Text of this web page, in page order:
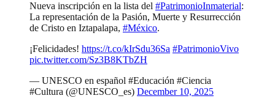
Nueva inscripción en la lista del #PatrimonioInmaterial:
La representación de la Pasión, Muerte y Resurrección
de Cristo en Iztapalapa, #México.
¡Felicidades! https://t.co/kIrSdu36Sa #PatrimonioVivo
pic.twitter.com/Sz3B8KTbZH
— UNESCO en español ️#Educación #Ciencia
#Cultura (@UNESCO_es) December 10, 2025